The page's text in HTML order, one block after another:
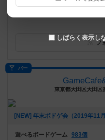
ボードゲームカフェ🐝ヤツカノ
ン草加駅より徒歩10分/オープン
フ
バー
東京都大田区大田
[NEW] 年末ボドゲ会（2019年11
遊べるボードゲーム 983個
しばらく表示し